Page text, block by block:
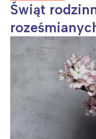
Świąt